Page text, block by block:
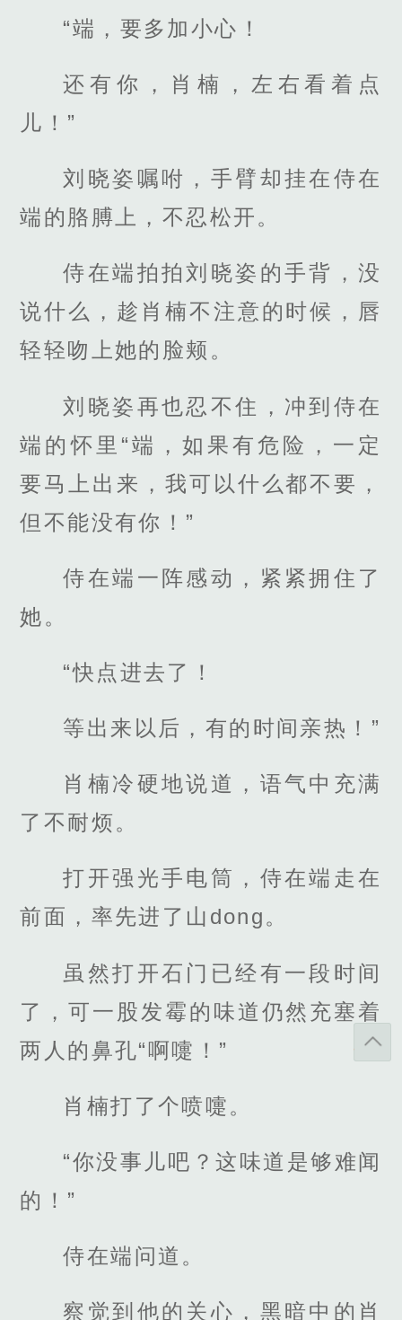
“端，要多加小心！
还有你，肖楠，左右看着点
儿！”
刘晓姿嘱咐，手臂却挂在侍在
端的胳膊上，不忍松开。
侍在端拍拍刘晓姿的手背，没
说什么，趁肖楠不注意的时候，唇
轻轻吻上她的脸颊。
刘晓姿再也忍不住，冲到侍在
端的怀里“端，如果有危险，一定
要马上出来，我可以什么都不要，
但不能没有你！”
侍在端一阵感动，紧紧拥住了
她。
“快点进去了！
等出来以后，有的时间亲热！”
肖楠冷硬地说道，语气中充满
了不耐烦。
打开强光手电筒，侍在端走在
前面，率先进了山dong。
虽然打开石门已经有一段时间
了，可一股发霉的味道仍然充塞着
两人的鼻孔“啊嚏！”
肖楠打了个喷嚏。
“你没事儿吧？这味道是够难闻
的！”
侍在端问道。
察觉到他的关心，黑暗中的肖